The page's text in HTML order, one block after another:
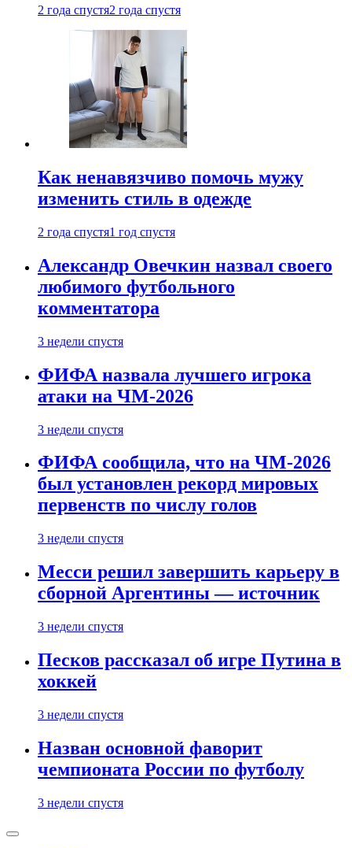
2 года спустя2 года спустя
Как ненавязчиво помочь мужу
изменить стиль в одежде
2 года спустя1 год спустя
Александр Овечкин назвал своего
любимого футбольного
комментатора
3 недели спустя
ФИФА назвала лучшего игрока
атаки на ЧМ-2026
3 недели спустя
ФИФА сообщила, что на ЧМ-2026
был установлен рекорд мировых
первенств по числу голов
3 недели спустя
Месси решил завершить карьеру в
сборной Аргентины — источник
3 недели спустя
Песков рассказал об игре Путина в
хоккей
3 недели спустя
Назван основной фаворит
чемпионата России по футболу
3 недели спустя